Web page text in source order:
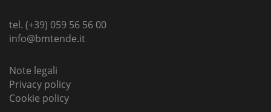
tel. (+39) 059 56 56 00
info@bmtende.it
Note legali
Privacy policy
Cookie policy